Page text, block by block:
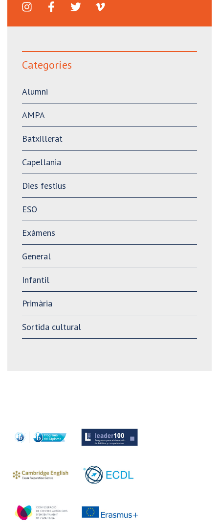
Categories
Alumni
AMPA
Batxillerat
Capellania
Dies festius
ESO
Exàmens
General
Infantil
Primària
Sortida cultural